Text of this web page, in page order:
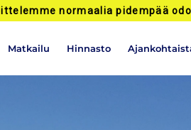
Matkailu Hinnasto
normaalia pidempää